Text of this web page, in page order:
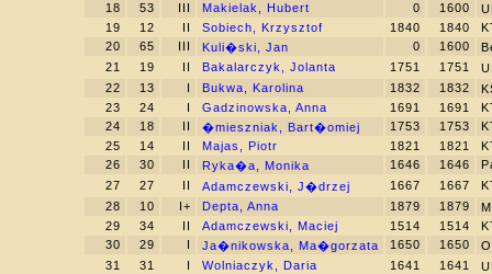
18
53 III Makielak, Hubert 0 1600
19
12 II Sobiech, Krzysztof 1840 1840
20
65 III Kuli�ski, Jan 0 1600
21
19 II Bakalarczyk, Jolanta 1751 1751
22
13 I Bukwa, Karolina 1832 1832
23
24 I Gadzinowska, Anna 1691 1691
24
18 II �mieszniak, Bart�omiej 1753 1753
25
14 II Majas, Piotr 1821 1821
26
30 II Ryka�a, Monika 1646 1646
27
27 II Adamczewski, J�drzej 1667 1667
28
10 I+ Depta, Anna 1879 1879
29
34 II Adamczewski, Maciej 1514 1514
30
29 I Ja�nikowska, Ma�gorzata 1650 1650
31
31 I Wolniaczyk, Daria 1641 1641